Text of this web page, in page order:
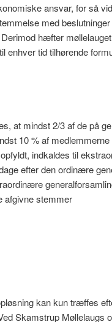
ansvar, for så
med
hæfter
enhver tid tilhørende
at mindst 2/3 af de på
10 % af
indkaldes til
efter den ordinære
afgivne stemmer
kan kun træffes
Skamstrup Møllelaugs